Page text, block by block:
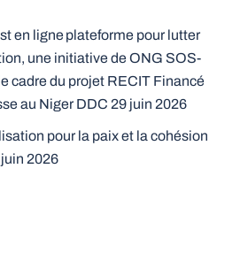
en ligne plateforme pour lutter
une initiative de ONG SOS-
cadre du projet RECIT Financé
au Niger DDC 29 juin 2026
pour la paix et la cohésion
2026